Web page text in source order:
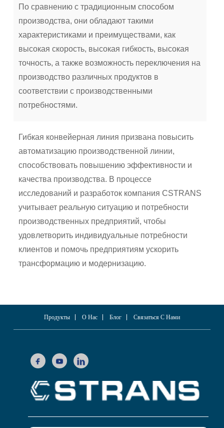
По сравнению с традиционным способом
производства, они обладают такими
характеристиками и преимуществами, как
высокая скорость, высокая гибкость, высокая
точность, а также возможность переключения на
производство различных продуктов в
соответствии с производственными
потребностями.
Гибкая конвейерная линия призвана повысить
автоматизацию производственной линии,
способствовать повышению эффективности и
качества производства. В процессе
исследований и разработок компания CSTRANS
учитывает реальную ситуацию и потребности
производственных предприятий, чтобы
удовлетворить индивидуальные потребности
клиентов и помочь предприятиям ускорить
трансформацию и модернизацию.
Продукты О Нас Блог Связаться С Нами